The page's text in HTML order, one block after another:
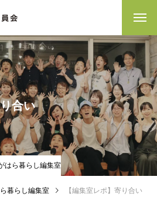
合い
はら暮らし編集室
暮らし編集室 【編集室レポ】寄り合い